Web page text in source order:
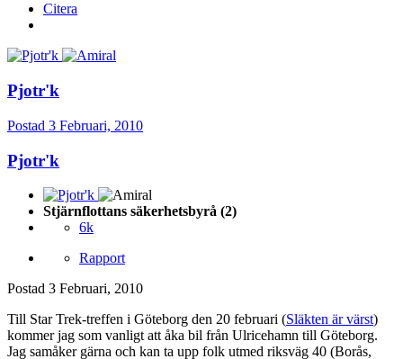
Citera
Pjotr'k
Postad 3 Februari, 2010
Pjotr'k
Stjärnflottans säkerhetsbyrå (2)
6k
Rapport
Postad 3 Februari, 2010
Till Star Trek-treffen i Göteborg den 20 februari (Släkten är värst)
kommer jag som vanligt att åka bil från Ulricehamn till Göteborg.
Jag samåker gärna och kan ta upp folk utmed riksväg 40 (Borås,